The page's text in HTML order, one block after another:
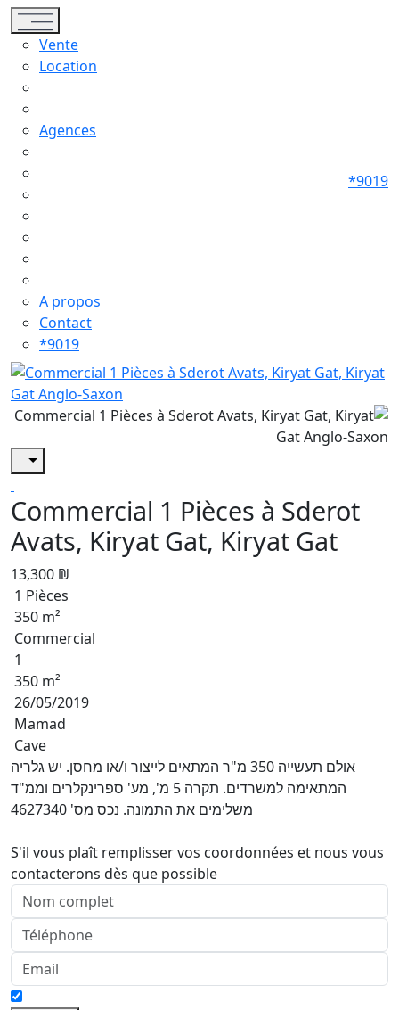
Toggle navigation
Vente
Location
Agences
A propos
Contact
*9019
*9019
Commercial 1 Pièces à Sderot
Avats, Kiryat Gat, Kiryat Gat
13,300 ₪
1 Pièces
350 m²
Commercial
1
350 m²
26/05/2019
Mamad
Cave
אולם תעשייה 350 מ"ר המתאים לייצור ו/או מחסן. יש גלריה
המתאימה למשרדים. תקרה 5 מ', מע' ספרינקלרים וממ"ד
משלימים את התמונה. נכס מס' 4627340
S'il vous plaît remplisser vos coordonnées et nous vous
contacterons dès que possible